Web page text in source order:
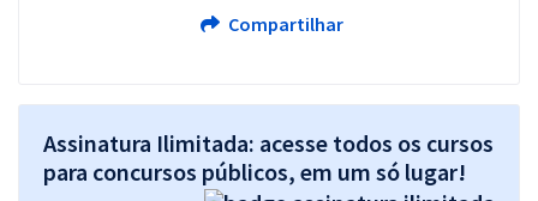
Compartilhar
Assinatura Ilimitada: acesse todos os cursos
para concursos públicos, em um só lugar!